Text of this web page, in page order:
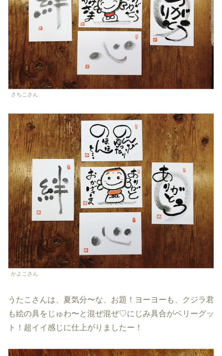
さちこさん
かよこさん
うたこさんは、夏気分〜な、お題！ヨーヨーも、クジラ君
も絵の具をじゅわ〜と混ぜ混ぜ♡にじみ具合がベリーグッ
ト！超イイ感じに仕上がりましたー！